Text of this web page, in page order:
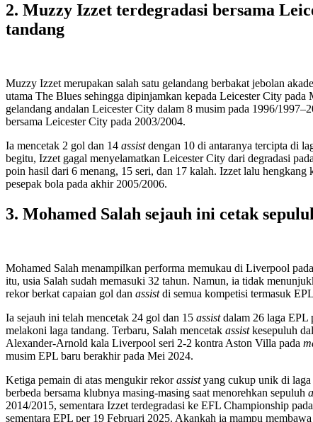
2. Muzzy Izzet terdegradasi bersama
tandang
Muzzy Izzet merupakan salah satu gelandang berbakat jebolan
utama The Blues sehingga dipinjamkan kepada Leicester City
gelandang andalan Leicester City dalam 8 musim pada 1996/
bersama Leicester City pada 2003/2004.
Ia mencetak 2 gol dan 14 assistdengan 10 di antaranya tercipta di
begitu, Izzet gagal menyelamatkan Leicester City dari degradasi
poin hasil dari 6 menang, 15 seri, dan 17 kalah. Izzet lalu
pesepak bola pada akhir 2005/2006.
3. Mohamed Salah sejauh ini cetak
Mohamed Salah menampilkan performa memukau di Liverpool
itu, usia Salah sudah memasuki 32 tahun. Namun, ia tidak
rekor berkat capaian gol dan assistdi semua kompetisi termasuk
Ia sejauh ini telah mencetak 24 gol dan 15 assistdalam 26 laga EPL
melakoni laga tandang. Terbaru, Salah mencetak assistkesepuluh
Alexander-Arnold kala Liverpool seri 2-2 kontra Aston Villa pada
musim EPL baru berakhir pada Mei 2024.
Ketiga pemain di atas mengukir rekorassistyang cukup unik di laga
berbeda bersama klubnya masing-masing saat menorehkan sepuluh
2014/2015, sementara Izzet terdegradasi ke EFL Championship
sementara EPL per 19 Februari 2025. Akankah ia mampu